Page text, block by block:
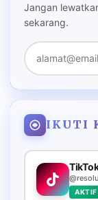
Jangan
sekarang.
IKUTI
AKTIF